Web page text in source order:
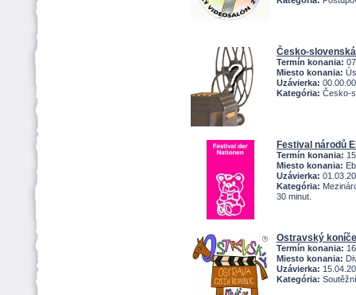
Česko-
Termín konania:
Miesto konania:
Uzávierka:
Kategória: Česko-
Festival národů
Termín konania:
Miesto konania:
Uzávierka:
Kategória:
30 minut.
Ostravský
Termín konania:
Miesto konania:
Uzávierka:
Kategória: